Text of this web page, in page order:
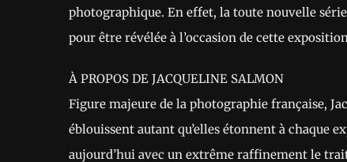
photographique. En effet, la toute nouvelle
pour être révélée à l’occasion de cette
À PROPOS DE JACQUELINE SALMON
Figure majeure de la photographie française,
éblouissent autant qu’elles étonnent à chaque
aujourd’hui avec un extrême raffinement le